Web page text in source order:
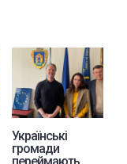
Українські
громади